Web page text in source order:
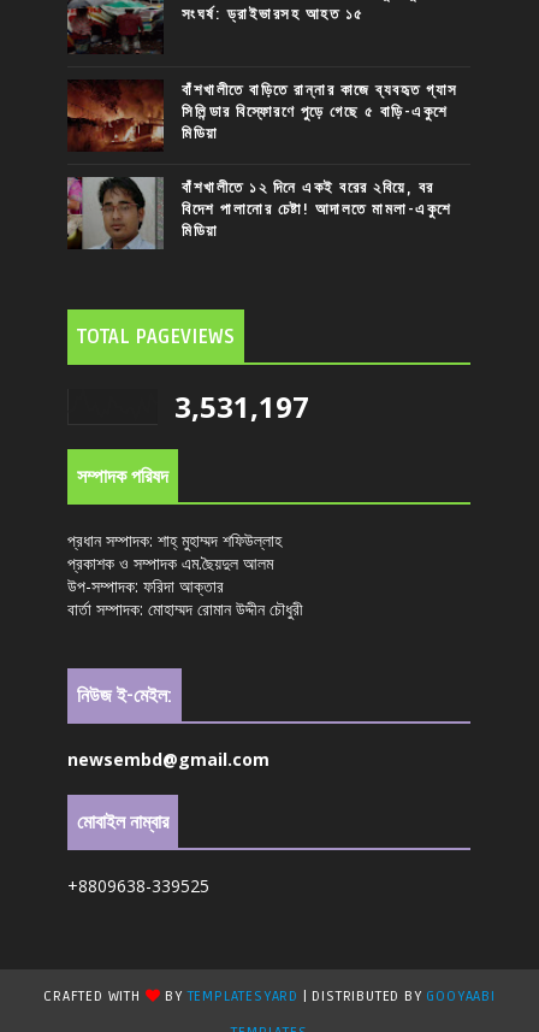
সংঘর্ষ: ড্রাইভারসহ আহত ১৫
বাঁশখালীতে বাড়িতে রান্নার কাজে ব্যবহৃত গ্যাস
সিলিন্ডার বিস্ফোরণে পুড়ে গেছে ৫ বাড়ি-একুশে
মিডিয়া
বাঁশখালীতে ১২ দিনে একই বরের ২বিয়ে, বর
বিদেশ পালানোর চেষ্টা! আদালতে মামলা-একুশে
মিডিয়া
TOTAL PAGEVIEWS
3,531,197
সম্পাদক পরিষদ
প্রধান সম্পাদক: শাহ্ মুহাম্মদ শফিউল্লাহ
প্রকাশক ও সম্পাদক এম.ছৈয়দুল আলম
উপ-সম্পাদক: ফরিদা আক্তার
বার্তা সম্পাদক: মোহাম্মদ রোমান উদ্দীন চৌধুরী
নিউজ ই-মেইল:
newsembd@gmail.com
মোবাইল নাম্বার
+8809638-339525
CRAFTED WITH BYTEMPLATESYARD | DISTRIBUTED BY GOOYAABI